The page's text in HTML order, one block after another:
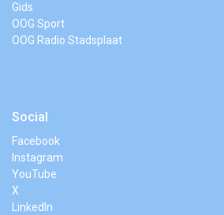
Gids
OOG Sport
OOG Radio Stadsplaat
Social
Facebook
Instagram
YouTube
X
LinkedIn